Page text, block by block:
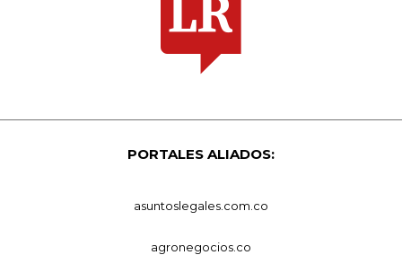
PORTALES ALIADOS:
asuntoslegales.com.co
agronegocios.co